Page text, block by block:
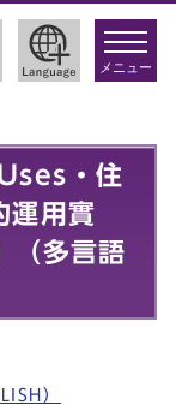
toggle
メニュー
・住
運用實
（多言語
）